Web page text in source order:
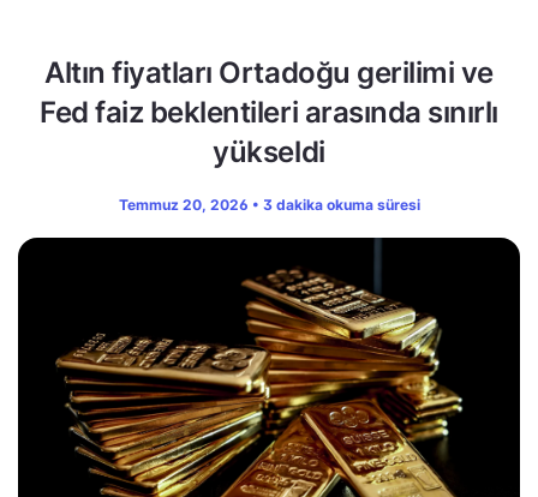
Altın fiyatları Ortadoğu gerilimi ve
Fed faiz beklentileri arasında sınırlı
yükseldi
Temmuz 20, 2026 • 3 dakika okuma süresi